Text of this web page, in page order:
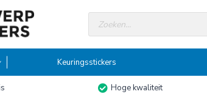
Producten
zoeken
Keuringsstickers
Hoge kwaliteit